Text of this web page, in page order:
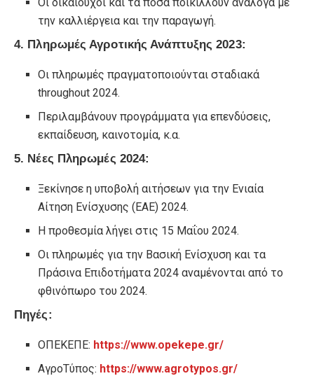
Οι δικαιούχοι και τα ποσά ποικίλλουν ανάλογα με
την καλλιέργεια και την παραγωγή.
4. Πληρωμές Αγροτικής Ανάπτυξης 2023:
Οι πληρωμές πραγματοποιούνται σταδιακά
throughout 2024.
Περιλαμβάνουν προγράμματα για επενδύσεις,
εκπαίδευση, καινοτομία, κ.α.
5. Νέες Πληρωμές 2024:
Ξεκίνησε η υποβολή αιτήσεων για την Ενιαία
Αίτηση Ενίσχυσης (ΕΑΕ) 2024.
Η προθεσμία λήγει στις 15 Μαΐου 2024.
Οι πληρωμές για την Βασική Ενίσχυση και τα
Πράσινα Επιδοτήματα 2024 αναμένονται από το
φθινόπωρο του 2024.
Πηγές:
ΟΠΕΚΕΠΕ: https://www.opekepe.gr/
ΑγροΤύπος: https://www.agrotypos.gr/